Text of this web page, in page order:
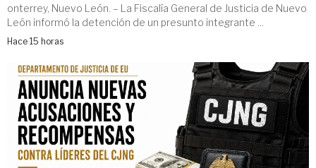
onterrey, Nuevo León. – La Fiscalía General de Justicia de Nuevo
León informó la detención de un presunto integrante ...
Hace 15 horas